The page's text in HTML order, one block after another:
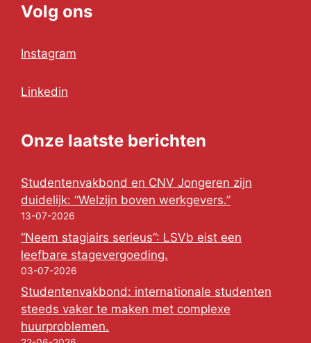
Volg ons
Instagram
Linkedin
Onze laatste berichten
Studentenvakbond en CNV Jongeren zijn
duidelijk: “Welzijn boven werkgevers.”
13-07-2026
“Neem stagiairs serieus”: LSVb eist een
leefbare stagevergoeding.
03-07-2026
Studentenvakbond: internationale studenten
steeds vaker te maken met complexe
huurproblemen.